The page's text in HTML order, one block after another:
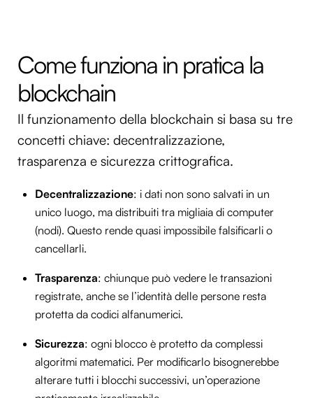
Come funziona in pratica la
blockchain
Il funzionamento della blockchain si basa su tre
concetti chiave: decentralizzazione,
trasparenza e sicurezza crittografica.
Decentralizzazione: i dati non sono salvati in un
unico luogo, ma distribuiti tra migliaia di computer
(nodi). Questo rende quasi impossibile falsificarli o
cancellarli.
Trasparenza: chiunque può vedere le transazioni
registrate, anche se l’identità delle persone resta
protetta da codici alfanumerici.
Sicurezza: ogni blocco è protetto da complessi
algoritmi matematici. Per modificarlo bisognerebbe
alterare tutti i blocchi successivi, un’operazione